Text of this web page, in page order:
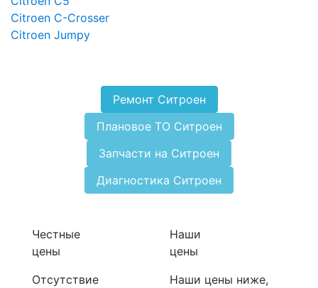
Citroen C-Crosser
Citroen Jumpy
Ремонт Ситроен
Плановое ТО Ситроен
Запчасти на Ситроен
Диагностика Ситроен
Честные
цены
Отсутствие
Наши
цены
Наши цены ниже,